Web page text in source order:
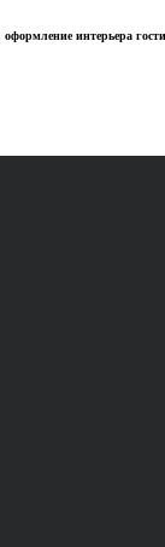
оформление интерьера